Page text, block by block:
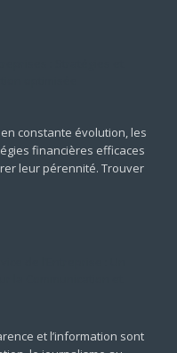
constante évolution, les
financières efficaces
leur pérennité. Trouver
et l’information sont